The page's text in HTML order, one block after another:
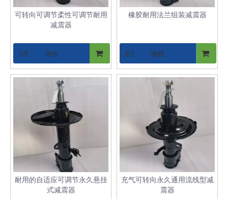
可转向可调节柔性可调节耐用
减震器
询价
橡胶耐用法兰组装减震器
询价
耐用的自适应可调节永久悬挂
式减震器
充气可转向永久通用流线型减
震器